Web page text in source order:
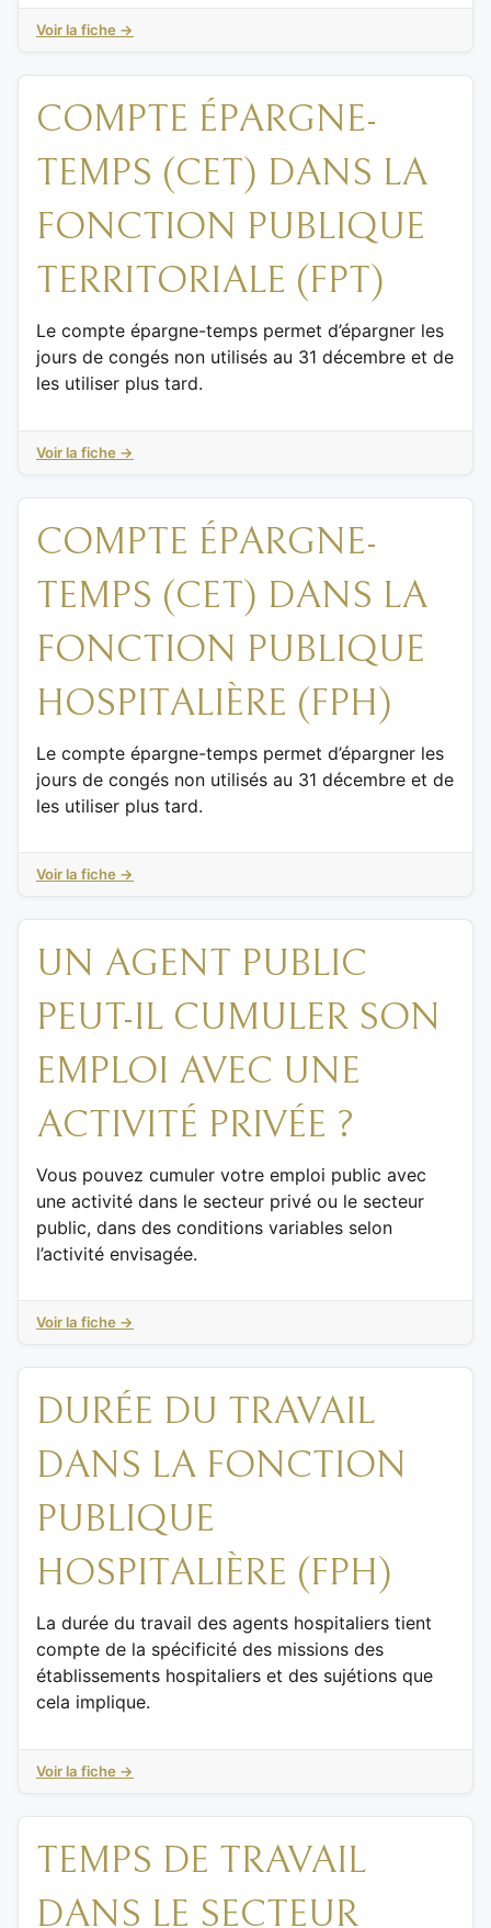
Voir la fiche →
COMPTE ÉPARGNE-
TEMPS (CET) DANS LA
FONCTION PUBLIQUE
TERRITORIALE (FPT)
Le compte épargne-temps permet d’épargner les
jours de congés non utilisés au 31 décembre et de
les utiliser plus tard.
Voir la fiche →
COMPTE ÉPARGNE-
TEMPS (CET) DANS LA
FONCTION PUBLIQUE
HOSPITALIÈRE (FPH)
Le compte épargne-temps permet d’épargner les
jours de congés non utilisés au 31 décembre et de
les utiliser plus tard.
Voir la fiche →
UN AGENT PUBLIC
PEUT-IL CUMULER SON
EMPLOI AVEC UNE
ACTIVITÉ PRIVÉE ?
Vous pouvez cumuler votre emploi public avec
une activité dans le secteur privé ou le secteur
public, dans des conditions variables selon
l’activité envisagée.
Voir la fiche →
DURÉE DU TRAVAIL
DANS LA FONCTION
PUBLIQUE
HOSPITALIÈRE (FPH)
La durée du travail des agents hospitaliers tient
compte de la spécificité des missions des
établissements hospitaliers et des sujétions que
cela implique.
Voir la fiche →
TEMPS DE TRAVAIL
DANS LE SECTEUR